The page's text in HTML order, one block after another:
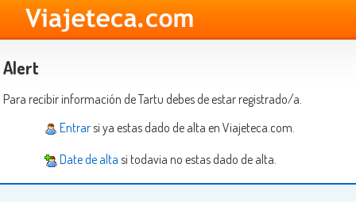
Alert
Para recibir información de Tartu debes de estar registrado/a.
Entrarsi ya estas dado de alta en Viajeteca.com.
Date de alta si todavia no estas dado de alta.